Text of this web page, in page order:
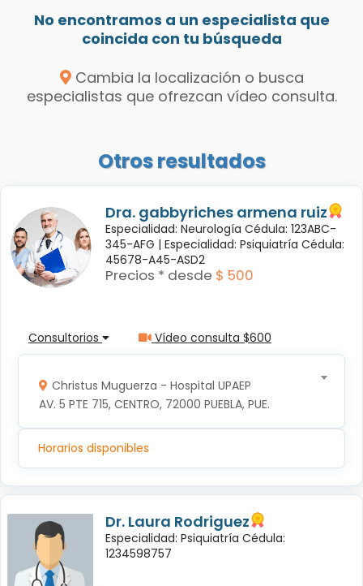
No encontramos a un especialista que
coincida con tu búsqueda
Cambia la localización o busca
especialistas que ofrezcan vídeo consulta.
Otros resultados
Dra. gabbyriches armena ruiz
Especialidad: Neurología Cédula: 123ABC-
345-AFG | Especialidad: Psiquiatría Cédula:
45678-A45-ASD2
Precios * desde $ 500
Consultorios Vídeo consulta $600
Christus Muguerza - Hospital UPAEP
AV. 5 PTE 715, CENTRO, 72000 PUEBLA, PUE.
Horarios disponibles
Dr. Laura Rodriguez
Especialidad: Psiquiatría Cédula:
1234598757